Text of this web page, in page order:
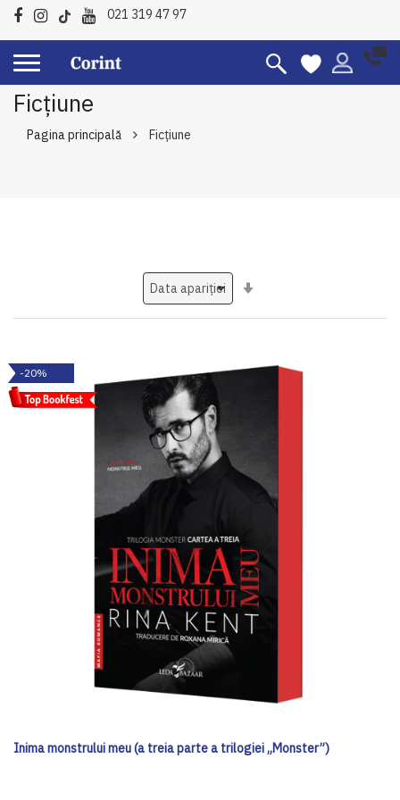
021 319 47 97
Ficțiune
Pagina principală Ficțiune
-20%
Inima monstrului meu (a treia parte a trilogiei „Monster”)